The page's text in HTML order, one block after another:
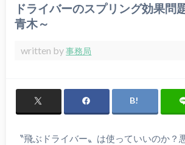
ドライバーのスプリング効果問
青木～
written by事務局
〝飛ぶドライバー〟は使っていいのか？